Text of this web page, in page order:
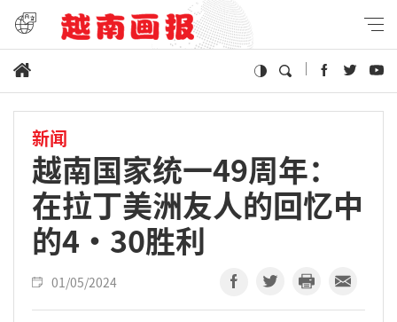
新闻
越南国家统一49周年：
在拉丁美洲友人的回忆中
的4·30胜利
01/05/2024